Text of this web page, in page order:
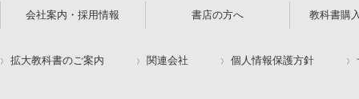
会社案内・採用情報 書店の方へ 教科書購
拡大教科書のご案内 関連会社 個人情報保護方針